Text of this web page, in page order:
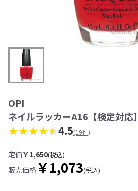
OPI
ネイルラッカーA16【検定対応】
★★★★ 4.5(19件)
定価￥1,650(税込)
販売価格 ￥1,073(税込)